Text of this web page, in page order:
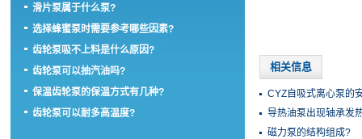
相关信息
CYZ自吸式离心泵的
导热油泵出现轴承发
磁力泵的结构组成?
滑片泵属于什么泵?
选择蜂蜜泵时需要参考哪些因素?
齿轮泵吸不上料是什么原因?
齿轮泵可以抽汽油吗?
保温齿轮泵的保温方式有几种?
齿轮泵可以耐多高温度?